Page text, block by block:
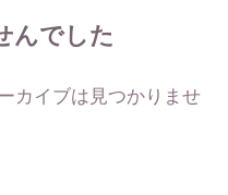
んでした
カイブは見つかりませ